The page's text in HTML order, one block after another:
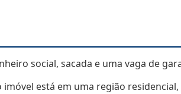
social, sacada e uma vaga de
imóvel está em uma região